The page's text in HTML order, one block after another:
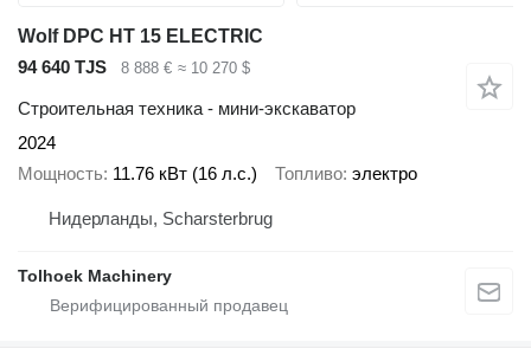
Wolf DPC HT 15 ELECTRIC
94 640 TJS
8 888 € ≈ 10 270 $
Строительная техника - мини-экскаватор
2024
Мощность 11.76 кВт (16 л.с.) Топливо электро
Нидерланды, Scharsterbrug
Tolhoek Machinery